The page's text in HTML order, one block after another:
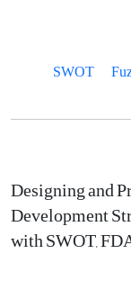
SWOT
Designing and
Development
with SWOT,